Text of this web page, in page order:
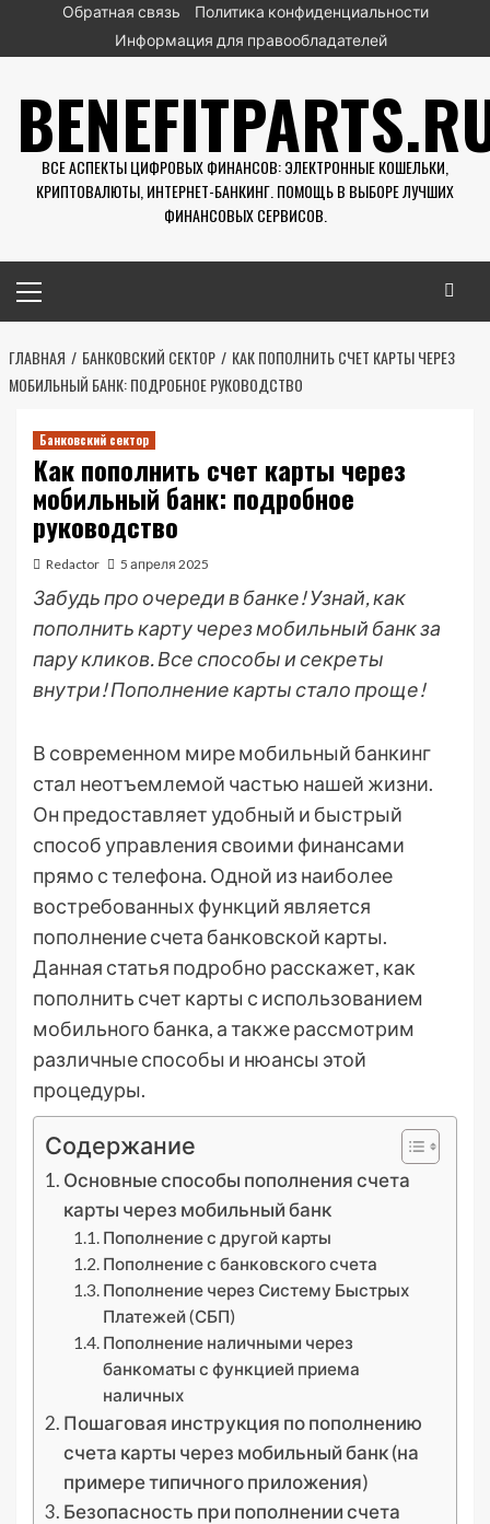
ПерейтиОбратная связь
Политика конфиденциальности
Информация для правообладателей
ВСЕ АСПЕКТЫ ЦИФРОВЫХ ФИНАНСОВ: ЭЛЕКТРОННЫЕ КОШЕЛЬКИ,
КРИПТОВАЛЮТЫ, ИНТЕРНЕТ-БАНКИНГ. ПОМОЩЬ В ВЫБОРЕ ЛУЧШИХ
ФИНАНСОВЫХ СЕРВИСОВ.
меню
ГЛАВНАЯ БАНКОВСКИЙ СЕКТОР
КАК ПОПОЛНИТЬ СЧЕТ КАРТЫ ЧЕРЕЗ
МОБИЛЬНЫЙ БАНК: ПОДРОБНОЕ РУКОВОДСТВО
Банковский сектор
Как пополнить счет карты через
мобильный банк: подробное
руководство
Redactor 5 апреля 2025
Забудь про очереди в банке! Узнай, как
пополнить карту через мобильный банк за
пару кликов. Все способы и секреты
внутри! Пополнение карты стало проще!
В современном мире мобильный банкинг
стал неотъемлемой частью нашей жизни.
Он предоставляет удобный и быстрый
способ управления своими финансами
прямо с телефона. Одной из наиболее
востребованных функций является
пополнение счета банковской карты.
Данная статья подробно расскажет, как
пополнить счет карты с использованием
мобильного банка, а также рассмотрим
различные способы и нюансы этой
процедуры.
Содержание
Основные способы пополнения счета
карты через мобильный банк
Пополнение с другой карты
Пополнение с банковского счета
Пополнение через Систему Быстрых
Платежей (СБП)
Пополнение наличными через
банкоматы с функцией приема
наличных
Пошаговая инструкция по пополнению
счета карты через мобильный банк (на
примере типичного приложения)
Безопасность при пополнении счета